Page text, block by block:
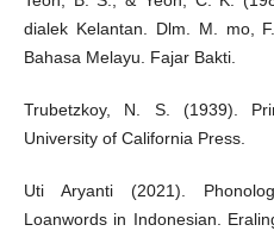
dialek Kelantan. Dlm. M. mo,
Bahasa Melayu. Fajar Bakti.
Trubetzkoy, N. S. (1939).
University of California Press.
Uti Aryanti (2021).
Loanwords in Indonesian.